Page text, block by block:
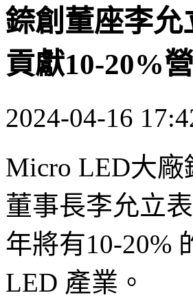
錼創董座李
貢獻10-20%
2024-04-16
Micro LED大
董事長李允立
年將有10-20%
LED 產業。